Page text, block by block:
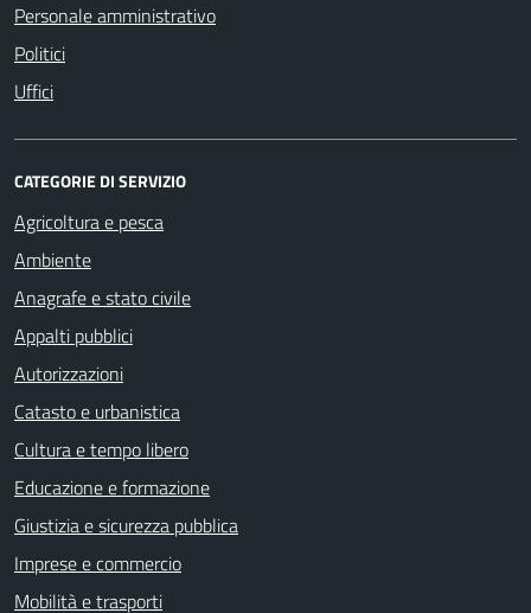
Personale amministrativo
Politici
Uffici
CATEGORIE DI SERVIZIO
Agricoltura e pesca
Ambiente
Anagrafe e stato civile
Appalti pubblici
Autorizzazioni
Catasto e urbanistica
Cultura e tempo libero
Educazione e formazione
Giustizia e sicurezza pubblica
Imprese e commercio
Mobilità e trasporti